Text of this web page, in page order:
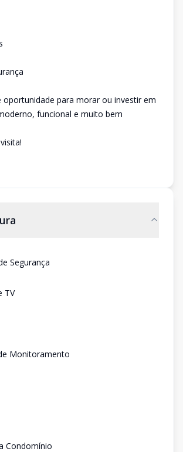
oportunidade para morar ou investir em
funcional e muito bem
Segurança
TV
Monitoramento
Condomínio